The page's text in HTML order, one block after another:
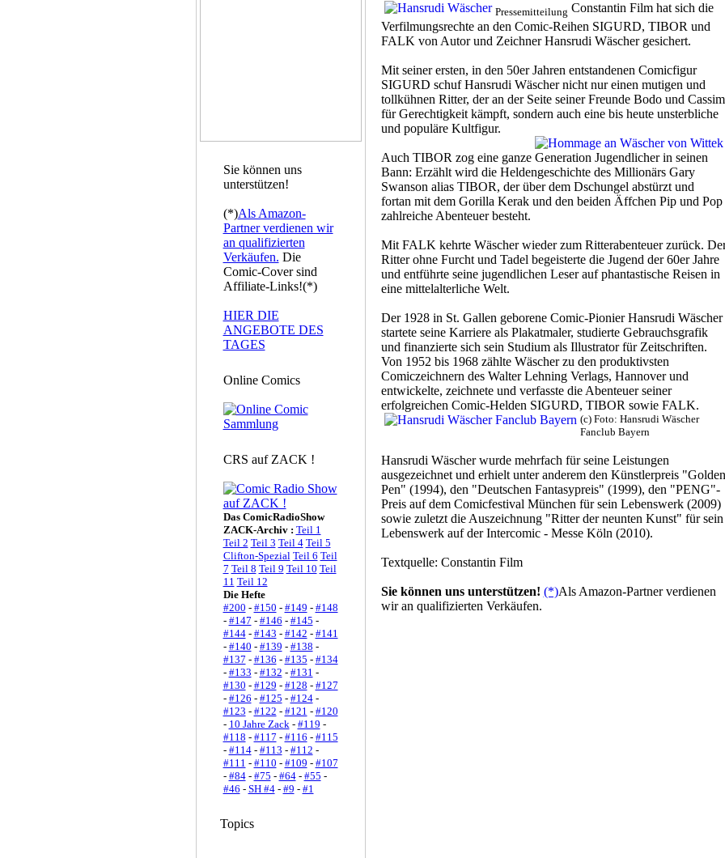
Sie können uns
unterstützen!
(*)Als Amazon-
Partner verdienen wir
an qualifizierten
Verkäufen. Die
Comic-Cover sind
Affiliate-Links!(*)
HIER DIE
ANGEBOTE DES
TAGES
Online Comics
CRS auf ZACK !
Das ComicRadioShow
ZACK-Archiv : Teil 1
Teil 2 Teil 3 Teil 4 Teil 5
Clifton-Spezial Teil 6 Teil
7 Teil 8 Teil 9 Teil 10 Teil
11 Teil 12
Die Hefte
#200 - #150 - #149 - #148
- #147 - #146 - #145 -
#144- #143 - #142 - #141
- #140 - #139 - #138 -
#137 - #136 - #135 - #134
- #133 - #132 - #131 -
#130 - #129 - #128 - #127
- #126 - #125 - #124-
#123 - #122 - #121 - #120
- 10 Jahre Zack- #119 -
#118 - #117 - #116 - #115
- #114- #113 - #112 -
#111 - #110 - #109 - #107
- #84- #75 - #64- #55 -
#46 - SH #4- #9 - #1
Topics
Pressemitteilung Constantin Film hat sich die
Verfilmungsrechte an den Comic-Reihen SIGURD, TIBOR und
FALK von Autor und Zeichner Hansrudi Wäscher gesichert.
Mit seiner ersten, in den 50er Jahren entstandenen Comicfigur
SIGURD schuf Hansrudi Wäscher nicht nur einen mutigen und
tollkühnen Ritter, der an der Seite seiner Freunde Bodo und Cassim
für Gerechtigkeit kämpft, sondern auch eine bis heute unsterbliche
und populäre Kultfigur.
Auch TIBOR zog eine ganze Generation Jugendlicher in seinen
Bann: Erzählt wird die Heldengeschichte des Millionärs Gary
Swanson alias TIBOR, der über dem Dschungel abstürzt und
fortan mit dem Gorilla Kerak und den beiden Äffchen Pip und Pop
zahlreiche Abenteuer besteht.
Mit FALK kehrte Wäscher wieder zum Ritterabenteuer zurück.
Ritter ohne Furcht und Tadel begeisterte die Jugend der 60er Jahre
und entführte seine jugendlichen Leser auf phantastische Reisen in
eine mittelalterliche Welt.
Der 1928 in St. Gallen geborene Comic-Pionier Hansrudi Wäscher
startete seine Karriere als Plakatmaler, studierte Gebrauchsgrafik
und finanzierte sich sein Studium als Illustrator für Zeitschriften.
Von 1952 bis 1968 zählte Wäscher zu den produktivsten
Comiczeichnern des Walter Lehning Verlags, Hannover und
entwickelte, zeichnete und verfasste die Abenteuer seiner
erfolgreichen Comic-Helden SIGURD, TIBOR sowie FALK.
(c) Foto: Hansrudi Wäscher
Fanclub Bayern
Hansrudi Wäscher wurde mehrfach für seine Leistungen
ausgezeichnet und erhielt unter anderem den Künstlerpreis "Golden
Pen" (1994), den "Deutschen Fantasypreis" (1999), den "PENG"-
Preis auf dem Comicfestival München für sein Lebenswerk (2009)
sowie zuletzt die Auszeichnung "Ritter der neunten Kunst" für sein
Lebenswerk auf der Intercomic - Messe Köln (2010).
Textquelle: Constantin Film
Sie können uns unterstützen! (*)Als Amazon-Partner verdienen
wir an qualifizierten Verkäufen.